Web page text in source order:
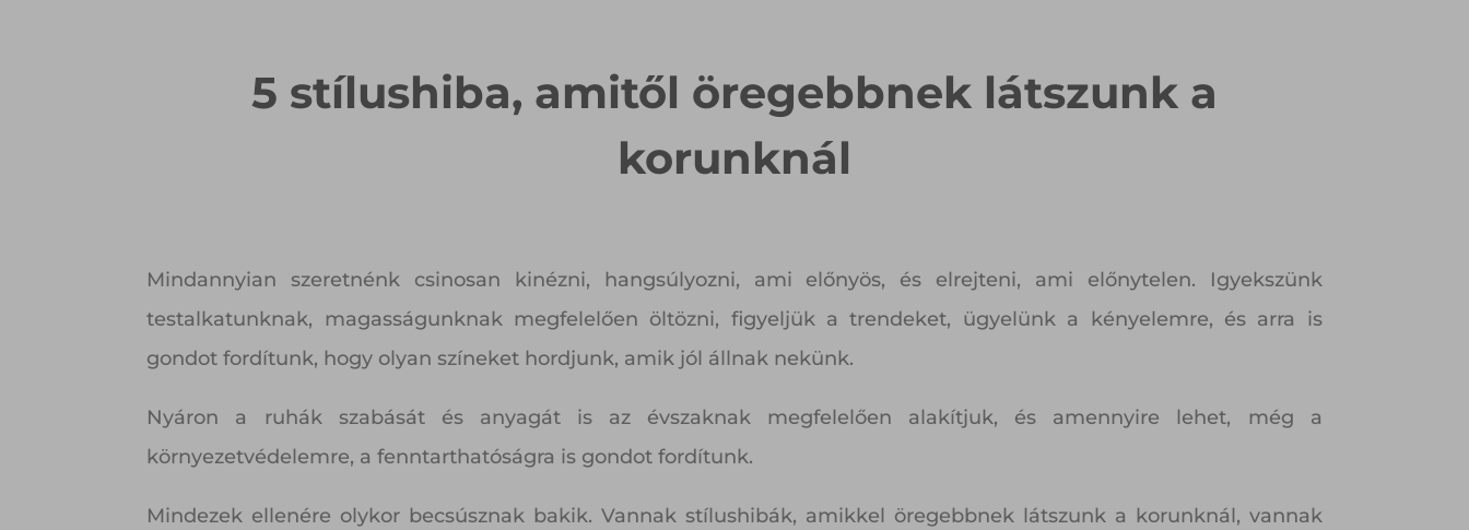
5 stílushiba, amitől öregebbnek látszunk a
korunknál
Mindannyian szeretnénk csinosan kinézni, hangsúlyozni, ami előnyös, és elrejteni, ami előnytelen. Igyekszünk
testalkatunknak, magasságunknak megfelelően öltözni, figyeljük a trendeket, ügyelünk a kényelemre, és arra is
gondot fordítunk, hogy olyan színeket hordjunk, amik jól állnak nekünk.
Nyáron a ruhák szabását és anyagát is az évszaknak megfelelően alakítjuk, és amennyire lehet, még a
környezetvédelemre, a fenntarthatóságra is gondot fordítunk.
Mindezek ellenére olykor becsúsznak bakik. Vannak stílushibák, amikkel öregebbnek látszunk a korunknál, vannak